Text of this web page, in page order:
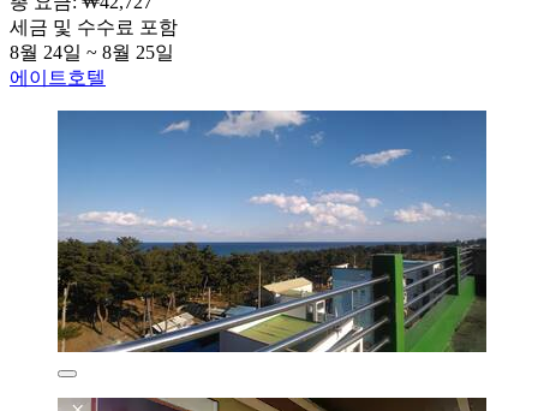
세금 및 수수료 포함
8월 24일 ~ 8월 25일
에이트호텔